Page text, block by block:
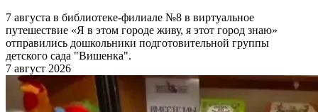
7 августа в библиотеке-филиале №8 в виртуальное
путешествие «Я в этом городе живу, я этот город знаю»
отправились дошкольники подготовительной группы
детского сада "Вишенка".
7 август 2026